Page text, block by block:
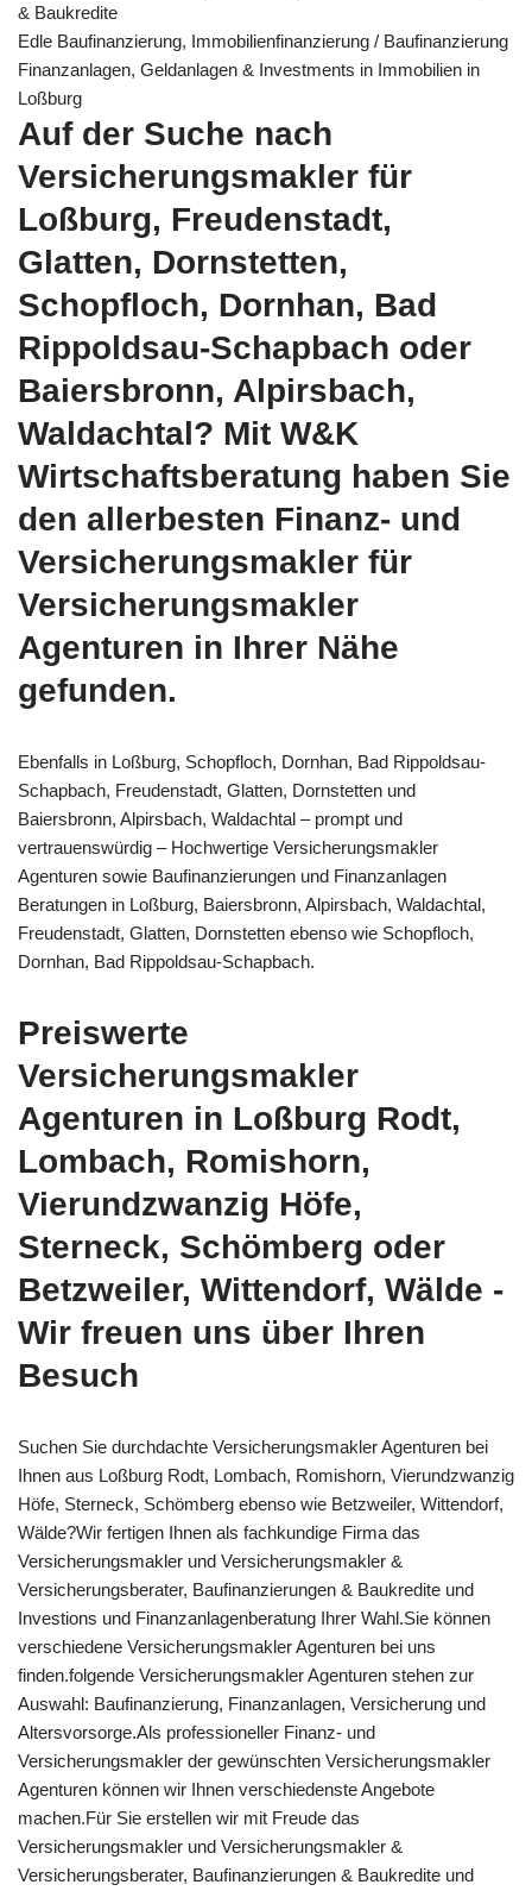
& Baukredite
Edle Baufinanzierung, Immobilienfinanzierung / Baufinanzierung
Finanzanlagen, Geldanlagen & Investments in Immobilien in
Loßburg
Auf der Suche nach
Versicherungsmakler für
Loßburg, Freudenstadt,
Glatten, Dornstetten,
Schopfloch, Dornhan, Bad
Rippoldsau-Schapbach oder
Baiersbronn, Alpirsbach,
Waldachtal? Mit W&K
Wirtschaftsberatung haben Sie
den allerbesten Finanz- und
Versicherungsmakler für
Versicherungsmakler
Agenturen in Ihrer Nähe
gefunden.
Ebenfalls in Loßburg, Schopfloch, Dornhan, Bad Rippoldsau-
Schapbach, Freudenstadt, Glatten, Dornstetten und
Baiersbronn, Alpirsbach, Waldachtal – prompt und
vertrauenswürdig – Hochwertige Versicherungsmakler
Agenturen sowie Baufinanzierungen und Finanzanlagen
Beratungen in Loßburg, Baiersbronn, Alpirsbach, Waldachtal,
Freudenstadt, Glatten, Dornstetten ebenso wie Schopfloch,
Dornhan, Bad Rippoldsau-Schapbach.
Preiswerte
Versicherungsmakler
Agenturen in Loßburg Rodt,
Lombach, Romishorn,
Vierundzwanzig Höfe,
Sterneck, Schömberg oder
Betzweiler, Wittendorf, Wälde -
Wir freuen uns über Ihren
Besuch
Suchen Sie durchdachte Versicherungsmakler Agenturen bei
Ihnen aus Loßburg Rodt, Lombach, Romishorn, Vierundzwanzig
Höfe, Sterneck, Schömberg ebenso wie Betzweiler, Wittendorf,
Wälde?Wir fertigen Ihnen als fachkundige Firma das
Versicherungsmakler und Versicherungsmakler &
Versicherungsberater, Baufinanzierungen & Baukredite und
Investions und Finanzanlagenberatung Ihrer Wahl.Sie können
verschiedene Versicherungsmakler Agenturen bei uns
finden.folgende Versicherungsmakler Agenturen stehen zur
Auswahl: Baufinanzierung, Finanzanlagen, Versicherung und
Altersvorsorge.Als professioneller Finanz- und
Versicherungsmakler der gewünschten Versicherungsmakler
Agenturen können wir Ihnen verschiedenste Angebote
machen.Für Sie erstellen wir mit Freude das
Versicherungsmakler und Versicherungsmakler &
Versicherungsberater, Baufinanzierungen & Baukredite und